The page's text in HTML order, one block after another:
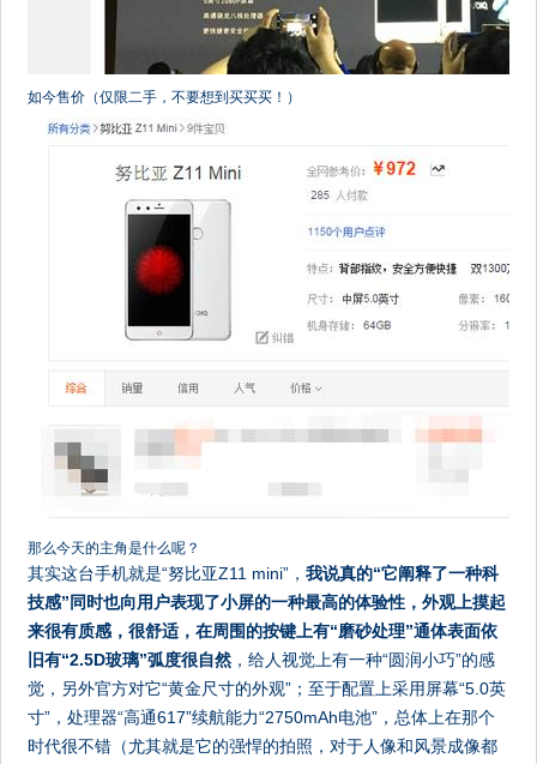
如今售价（仅限二手，不要想到买买买！）
那么今天的主角是什么呢？
其实这台手机就是“努比亚Z11 mini”，我说真的“它阐释了一种科
技感”同时也向用户表现了小屏的一种最高的体验性，外观上摸起
来很有质感，很舒适，在周围的按键上有“磨砂处理”通体表面依
旧有“2.5D玻璃”弧度很自然 ，给人视觉上有一种“圆润小巧”的感
觉，另外官方对它“黄金尺寸的外观”；至于配置上采用屏幕“5.0英
寸”，处理器“高通617”续航能力“2750mAh电池”，总体上在那个
时代很不错（尤其就是它的强悍的拍照，对于人像和风景成像都